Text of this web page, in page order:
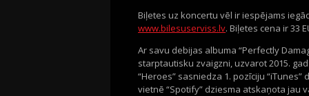
Biļetes uz koncertu vēl ir iespējams
www.bilesuserviss.lv. Biļetes cena ir 33
Ar savu debijas albuma “Perfectly
starptautisku zvaigzni, uzvarot 2015.
“Heroes” sasniedza 1. pozīciju
vietnē “Spotify” dziesma atskaņota jau